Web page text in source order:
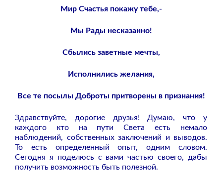
Мир Счастья покажу тебе,-
Мы Рады несказанно!
Сбылись заветные мечты,
Исполнились желания,
Все те посылы Доброты притворены в признания!
Здравствуйте, дорогие друзья! Думаю, что у
каждого кто на пути Света есть немало
наблюдений, собственных заключений и выводов.
То есть определенный опыт, одним словом.
Сегодня я поделюсь с вами частью своего, дабы
получить возможность быть полезной.